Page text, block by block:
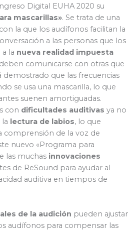
Digital EUHA 2020 su
mascarillas». Se trata de una
la que los audífonos facilitan la
a las personas que los
la nueva realidad impuesta
comunicarse con otras que
demostrado que las frecuencias
se usa una mascarilla, lo que
suenen amortiguadas.
con dificultades auditivas ya no
lectura de labios, lo que
comprensión de la voz de
nuevo «Programa para
las muchas innovaciones
de ReSound para ayudar al
auditiva en tiempos de
de la audición pueden ajustar
audífonos para compensar las